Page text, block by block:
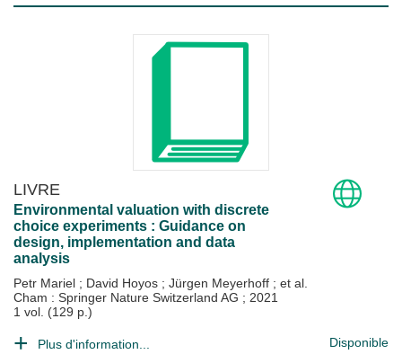
LIVRE
Environmental valuation with discrete
choice experiments : Guidance on
design, implementation and data
analysis
Petr Mariel ; David Hoyos ; Jürgen Meyerhoff ; et al.
Cham : Springer Nature Switzerland AG ; 2021
1 vol. (129 p.)
Plus d'information... Disponible